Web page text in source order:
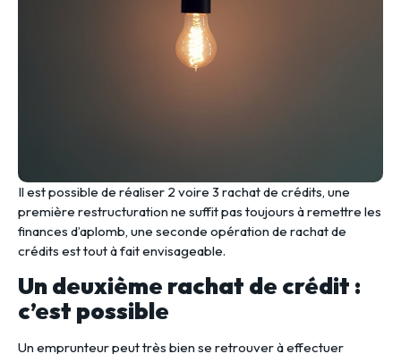
Il est possible de réaliser 2 voire 3 rachat de crédits, une
première restructuration ne suffit pas toujours à remettre les
finances d’aplomb, une seconde opération de rachat de
crédits est tout à fait envisageable.
Un deuxième rachat de crédit :
c’est possible
Un emprunteur peut très bien se retrouver à effectuer